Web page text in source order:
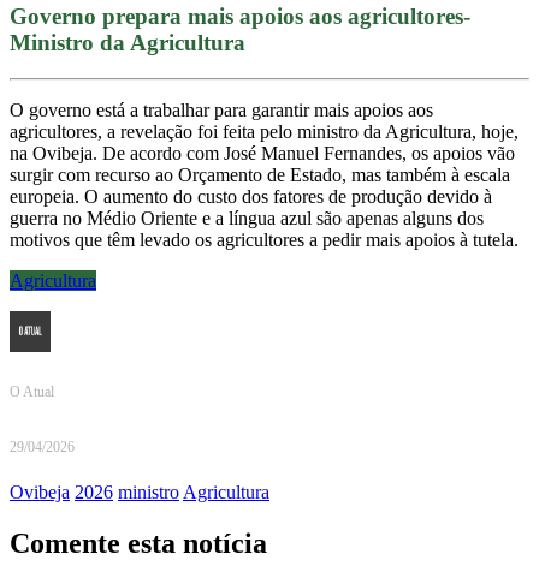
Governo prepara mais apoios aos agricultores-
Ministro da Agricultura
O governo está a trabalhar para garantir mais apoios aos
agricultores, a revelação foi feita pelo ministro da Agricultura, hoje,
na Ovibeja. De acordo com José Manuel Fernandes, os apoios vão
surgir com recurso ao Orçamento de Estado, mas também à escala
europeia. O aumento do custo dos fatores de produção devido à
guerra no Médio Oriente e a língua azul são apenas alguns dos
motivos que têm levado os agricultores a pedir mais apoios à tutela.
Agricultura
O Atual
29/04/2026
Ovibeja 2026 ministroAgricultura
Comente esta notícia